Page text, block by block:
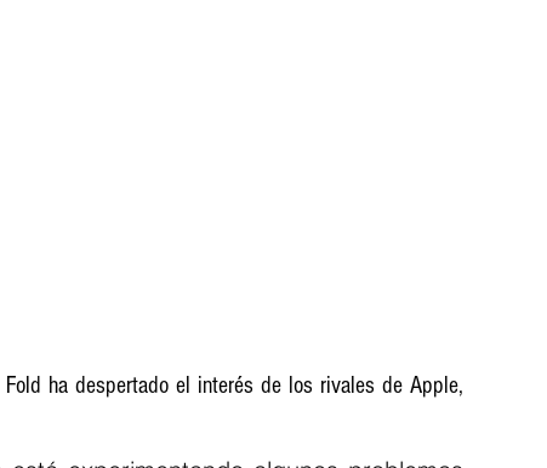
ha despertado el interés de los rivales de Apple,